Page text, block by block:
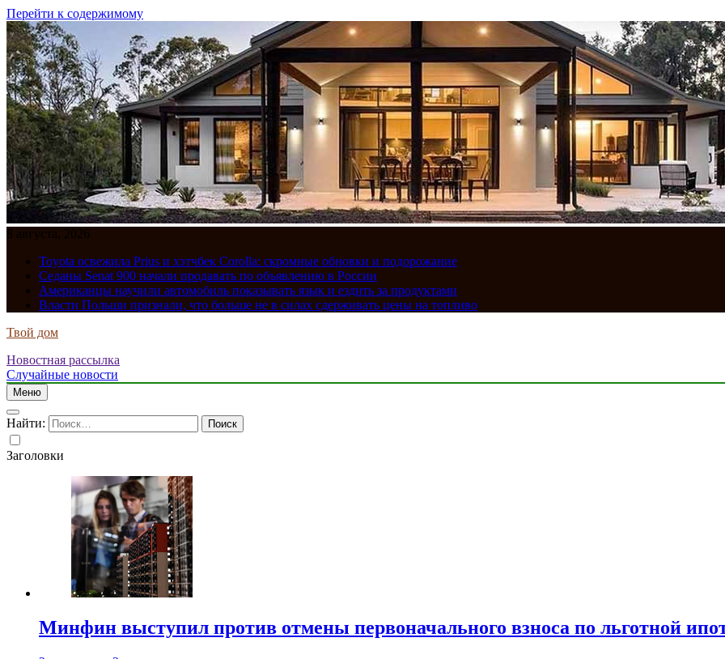
Перейти к содержимому
8 августа, 2026
Toyota освежила Prius и хэтчбек Corolla: скромные обновки и подорожание
Седаны Senat 900 начали продавать по объявлению в России
Американцы научили автомобиль показывать язык и ездить за продуктами
Власти Польши признали, что больше не в силах сдерживать цены на топливо
Твой дом
Новостная рассылка
Случайные новости
Меню
Найти:
Заголовки
Минфин выступил против отмены первоначального взноса по льготной